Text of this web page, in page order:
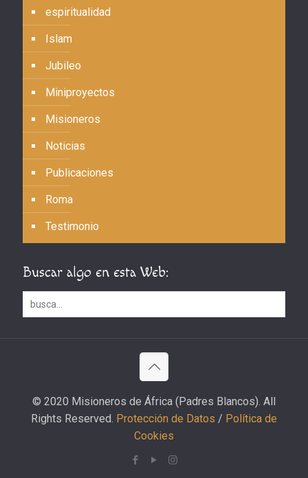
espiritualidad
Islam
Jubileo
Miniproyectos
Misioneros
Noticias
Publicaciones
Roma
Testimonio
Buscar algo en esta Web:
© 2020 Misioneros de África (Padres Blancos). All
Rights Reserved. Protección de Datos / Política de
Cookies